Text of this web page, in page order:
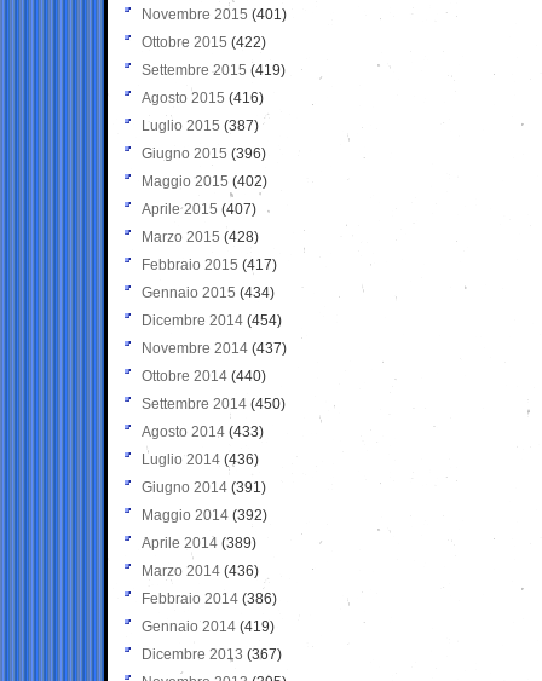
Novembre 2015 (401)
Ottobre 2015 (422)
Settembre 2015 (419)
Agosto 2015 (416)
Luglio 2015 (387)
Giugno 2015 (396)
Maggio 2015 (402)
Aprile 2015 (407)
Marzo 2015 (428)
Febbraio 2015 (417)
Gennaio 2015 (434)
Dicembre 2014 (454)
Novembre 2014 (437)
Ottobre 2014 (440)
Settembre 2014 (450)
Agosto 2014 (433)
Luglio 2014 (436)
Giugno 2014 (391)
Maggio 2014 (392)
Aprile 2014 (389)
Marzo 2014 (436)
Febbraio 2014 (386)
Gennaio 2014 (419)
Dicembre 2013 (367)